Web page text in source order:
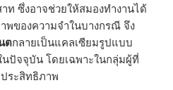
ท ซึ่งอาจช่วยให้สมองทำงานได้
พของความจำในบางกรณี จึง
ตกลายเป็นแคลเซียมรูปแบบ
ปัจจุบัน โดยเฉพาะในกลุ่มผู้ที่
ระสิทธิภาพ